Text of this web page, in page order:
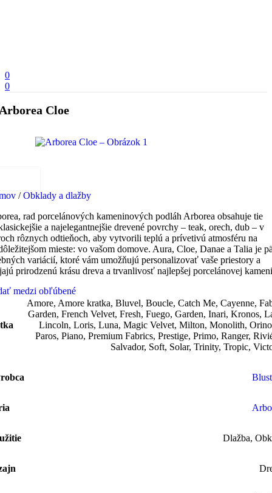
0
0
Cloe
/ Obklady a dlažby
rad porcelánových kameninových podláh Arborea obsahuje tie
a najelegantnejšie drevené povrchy – teak, orech, dub – v
rôznych odtieňoch, aby vytvorili teplú a prívetivú atmosféru na
mieste: vo vašom domove. Aura, Cloe, Danae a Talia je
variácií, ktoré vám umožňujú personalizovať vaše priestory a
prirodzenú krásu dreva a trvanlivosť najlepšej porcelánovej
medzi obľúbené
Amore, Amore kratka, Bluvel, Boucle, Catch Me, Cayenne,
Garden, French Velvet, Fresh, Fuego, Garden, Inari, Kronos,
Lincoln, Loris, Luna, Magic Velvet, Milton, Monolith,
Paros, Piano, Premium Fabrics, Prestige, Primo, Ranger,
Salvador, Soft, Solar, Trinity, Tropic,
Dlažba,